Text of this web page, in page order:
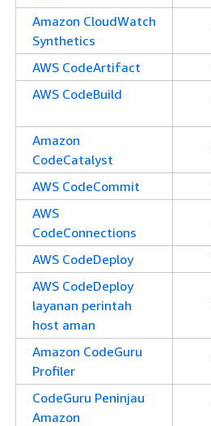
Amazon CloudWatch
Synthetics
AWS CodeArtifact
AWS CodeBuild
Amazon
CodeCatalyst
AWS CodeCommit
AWS
CodeConnections
AWS CodeDeploy
AWS CodeDeploy
layanan perintah
host aman
Amazon CodeGuru
Profiler
CodeGuru Peninjau
Amazon